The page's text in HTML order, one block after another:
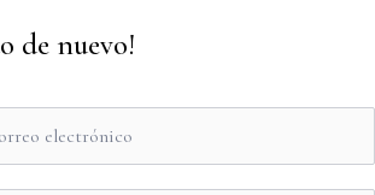
de nuevo!